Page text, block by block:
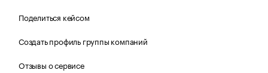
Поделиться кейсом
Создать профиль группы компаний
Отзывы о сервисе